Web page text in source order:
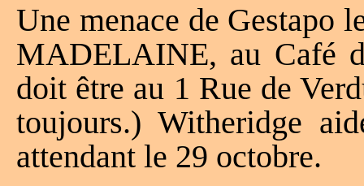
Une menace de Gestapo
MADELAINE, au Café
doit être au 1 Rue de
toujours.) Witheridge
attendant le 29 octobre.